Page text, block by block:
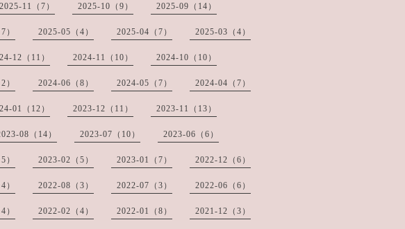
2025-11（7） 2025-10（9） 2025-09（14）
） 2025-05（4） 2025-04（7） 2025-03（4）
12（11） 2024-11（10） 2024-10（10）
） 2024-06（8） 2024-05（7） 2024-04（7）
01（12） 2023-12（11） 2023-11（13）
08（14） 2023-07（10） 2023-06（6）
） 2023-02（5） 2023-01（7） 2022-12（6）
） 2022-08（3） 2022-07（3） 2022-06（6）
） 2022-02（4） 2022-01（8） 2021-12（3）